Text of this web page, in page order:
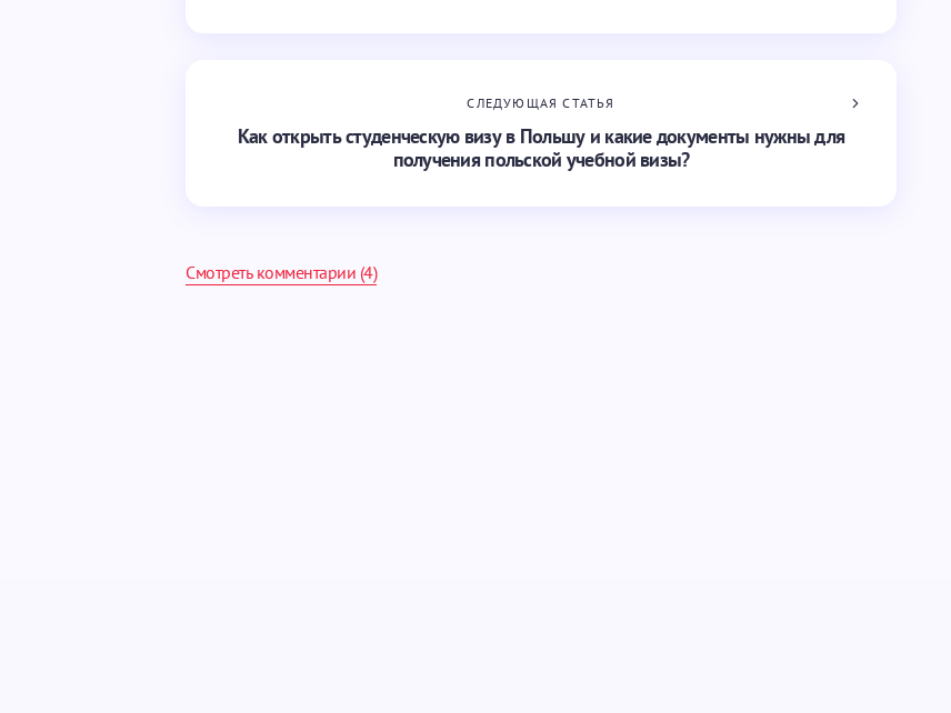
СЛЕДУЮЩАЯ СТАТЬЯ
Как открыть студенческую визу в Польшу и какие документы нужны для
получения польской учебной визы?
Смотреть комментарии (4)